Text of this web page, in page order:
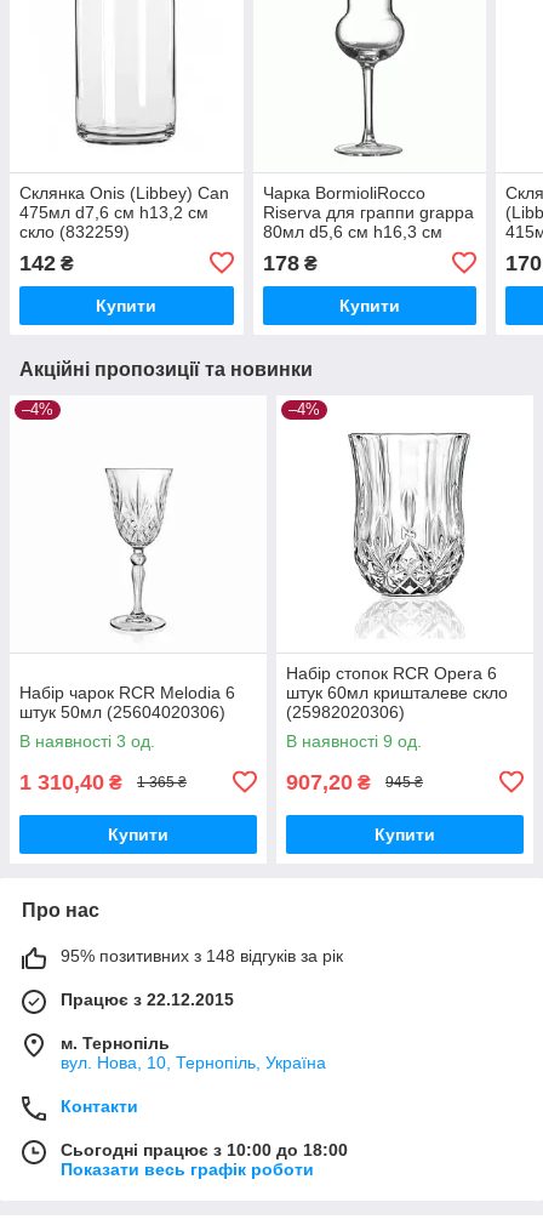
Склянка Onis (Libbey) Can
475мл d7,6 см h13,2 см
скло (832259)
142 ₴
Купити
Чарка BormioliRocco
Riserva для граппи grappa
80мл d5,6 см h16,3 см
178₴
Купити
170
Акційні пропозиції та новинки
–4%
Набір чарок RCR Melodia 6
штук 50мл (25604020306)
В наявності 3 од.
1 310,40 ₴ 1 365 ₴
Купити
–4%
Набір стопок RCR Opera 6
штук 60мл кришталеве скло
(25982020306)
В наявності 9 од.
907,20 ₴ 945 ₴
Купити
Про нас
95% позитивних з 148 відгуків за рік
Працює з 22.12.2015
м. Тернопіль
вул. Нова, 10, Тернопіль, Україна
Контакти
Сьогодні працює з 10:00 до 18:00
Показати весь графік роботи